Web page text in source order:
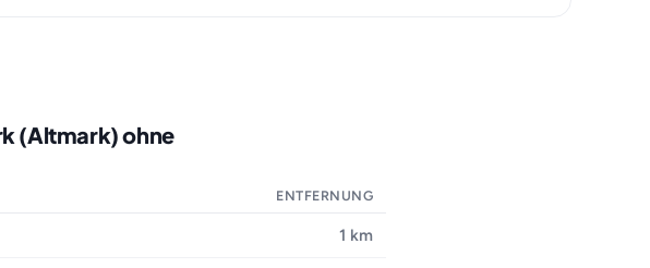
(Altmark) ohne
ENTFERNUNG
1 km